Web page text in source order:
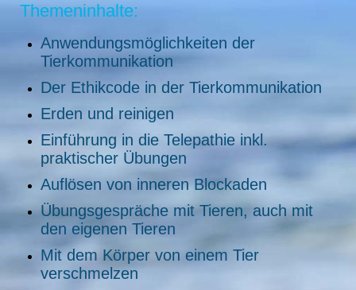
Themeninhalte:
Anwendungsmöglichkeiten der
Tierkommunikation
Der Ethikcode in der Tierkommunikation
Erden und reinigen
Einführung in die Telepathie inkl.
praktischer Übungen
Auflösen von inneren Blockaden
Übungsgespräche mit Tieren, auch mit
den eigenen Tieren
Mit dem Körper von einem Tier
verschmelzen